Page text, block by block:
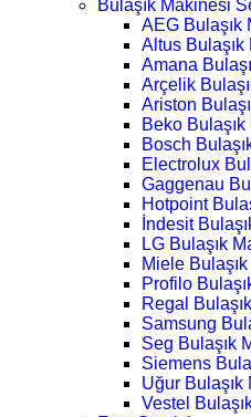
Bulaşık Makinesi
AEG Bulaşık
Altus
Amana
Arçelik
Ariston
Beko
Bosch
Electrolux
Gaggenau
Hotpoint
İndesit
LG Bulaşık
Miele
Profilo
Regal
Samsung
Seg Bulaşık
Siemens
Uğur
Vestel